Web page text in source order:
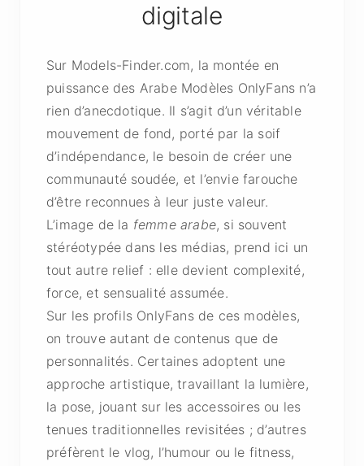
digitale
Sur Models-Finder.com, la montée en
puissance des Arabe Modèles OnlyFans n’a
rien d’anecdotique. Il s’agit d’un véritable
mouvement de fond, porté par la soif
d’indépendance, le besoin de créer une
communauté soudée, et l’envie farouche
d’être reconnues à leur juste valeur.
L’image de la femme arabe, si souvent
stéréotypée dans les médias, prend ici un
tout autre relief : elle devient complexité,
force, et sensualité assumée.
Sur les profils OnlyFans de ces modèles,
on trouve autant de contenus que de
personnalités. Certaines adoptent une
approche artistique, travaillant la lumière,
la pose, jouant sur les accessoires ou les
tenues traditionnelles revisitées ; d’autres
préfèrent le vlog, l’humour ou le fitness,